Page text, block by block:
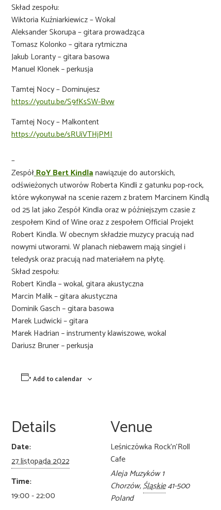
Skład zespołu:
Wiktoria Kuźniarkiewicz – Wokal
Aleksander Skorupa – gitara prowadząca
Tomasz Kolonko – gitara rytmiczna
Jakub Loranty – gitara basowa
Manuel Klonek – perkusja
Tamtej Nocy – Dominujesz
https://youtu.be/S9fKsSW-Bvw
Tamtej Nocy – Malkontent
https://youtu.be/sRUiVTHjPMI
–
ZespółRoY Bert Kindlanawiązuje do autorskich,
odświeżonych utworów Roberta Kindli z gatunku pop-rock,
które wykonywał na scenie razem z bratem Marcinem Kindlą
od 25 lat jako Zespół Kindla oraz w późniejszym czasie z
zespołem Kind of Wine oraz z zespołem Official Projekt
Robert Kindla. W obecnym składzie muzycy pracują nad
nowymi utworami. W planach niebawem mają singiel i
teledysk oraz pracują nad materiałem na płytę.
Skład zespołu:
Robert Kindla – wokal, gitara akustyczna
Marcin Malik – gitara akustyczna
Dominik Gasch – gitara basowa
Marek Ludwicki – gitara
Marek Hadrian – instrumenty klawiszowe, wokal
Dariusz Bruner – perkusja
Add to calendar
Details
Date:
27 listopada 2022
Time:
19:00 - 22:00
Venue
Leśniczówka Rock’n’Roll
Cafe
Aleja Muzyków 1
Chorzów,Śląskie41-500
Poland